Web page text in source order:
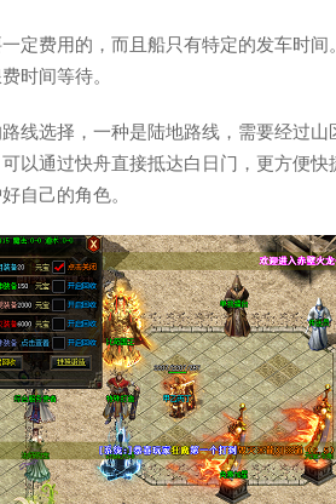
定费用的，而且船只有特定的发车时
时间等待。
线选择，一种是陆地路线，需要经过
以通过快舟直接抵达白日门，更方便
自己的角色。